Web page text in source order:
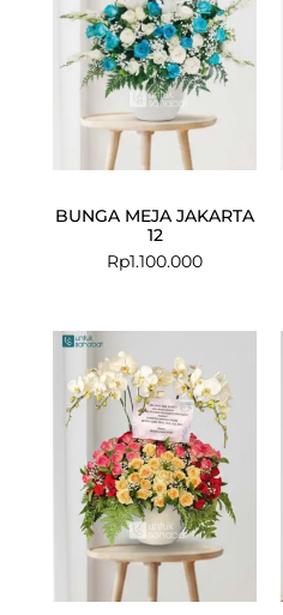
BUNGA MEJA JAKARTA
12
Rp1.100.000